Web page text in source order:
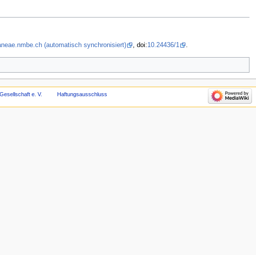
(automatisch synchronisiert) , doi:10.24436/1
e. V. Haftungsausschluss